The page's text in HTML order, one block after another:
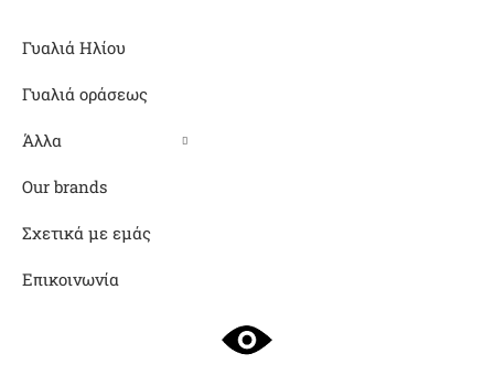
Γυαλιά Ηλίου
Γυαλιά οράσεως
Άλλα
Our brands
Σχετικά με εμάς
Επικοινωνία